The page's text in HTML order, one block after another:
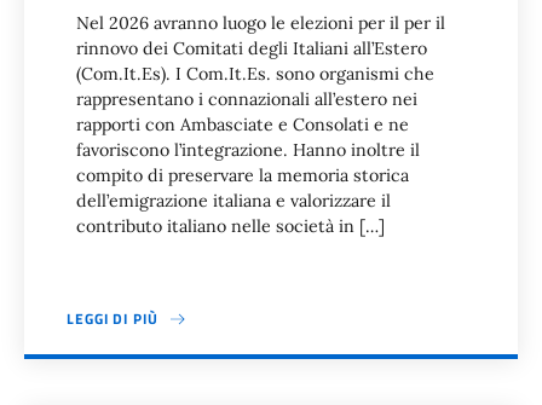
Nel 2026 avranno luogo le elezioni per il per il
rinnovo dei Comitati degli Italiani all’Estero
(Com.It.Es). I Com.It.Es. sono organismi che
rappresentano i connazionali all’estero nei
rapporti con Ambasciate e Consolati e ne
favoriscono l’integrazione. Hanno inoltre il
compito di preservare la memoria storica
dell’emigrazione italiana e valorizzare il
contributo italiano nelle società in […]
LEGGI DI PIÙ